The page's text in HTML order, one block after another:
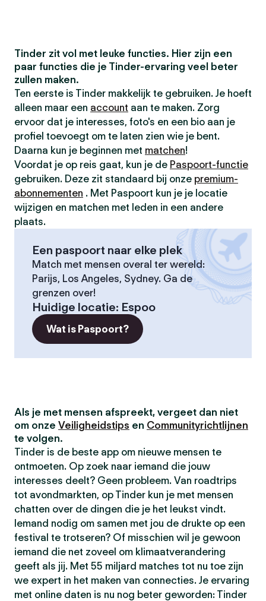
Tinder zit vol met leuke functies. Hier zijn een
paar functies die je Tinder-ervaring veel beter
zullen maken.
Ten eerste is Tinder makkelijk te gebruiken. Je hoeft
alleen maar een account aan te maken. Zorg
ervoor dat je interesses, foto's en een bio aan je
profiel toevoegt om te laten zien wie je bent.
Daarna kun je beginnen met matchen!
Voordat je op reis gaat, kun je de Paspoort-functie
gebruiken. Deze zit standaard bij onze premium-
abonnementen . Met Paspoort kun je je locatie
wijzigen en matchen met leden in een andere
plaats.
Een paspoort naar elke plek
Match met mensen overal ter wereld:
Parijs, Los Angeles, Sydney. Ga de
grenzen over!
Huidige locatie: Espoo
Wat is Paspoort?
Als je met mensen afspreekt, vergeet dan niet
om onze Veiligheidstips en Communityrichtlijnen
te volgen.
Tinder is de beste app om nieuwe mensen te
ontmoeten. Op zoek naar iemand die jouw
interesses deelt? Geen probleem. Van roadtrips
tot avondmarkten, op Tinder kun je met mensen
chatten over de dingen die je het leukst vindt.
Iemand nodig om samen met jou de drukte op een
festival te trotseren? Of misschien wil je gewoon
iemand die net zoveel om klimaatverandering
geeft als jij. Met 55 miljard matches tot nu toe zijn
we expert in het maken van connecties. Je ervaring
met online daten is nu nog beter geworden: Tinder